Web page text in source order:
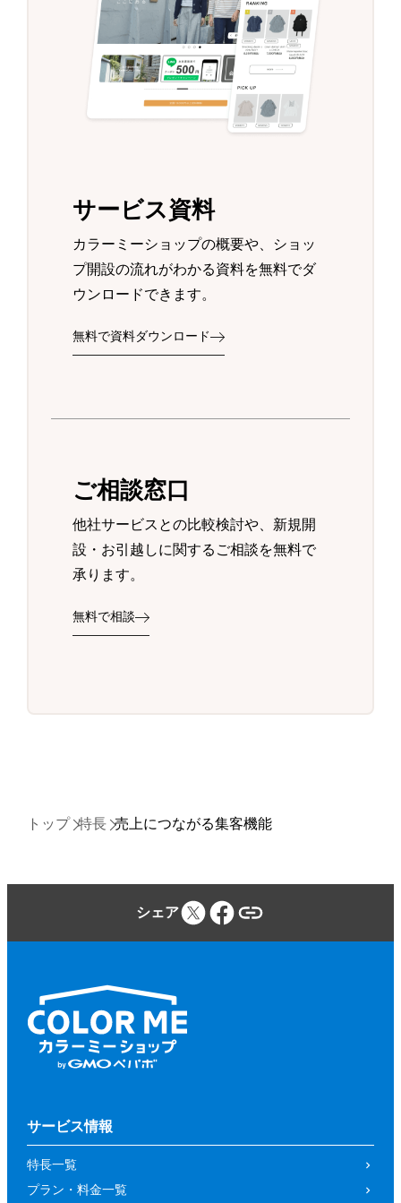
サービス資料
カラーミーショップの概要や、ショッ
プ開設の流れがわかる資料を無料でダ
ウンロードできます。
無料で資料ダウンロード
ご相談窓口
他社サービスとの比較検討や、新規開
設・お引越しに関するご相談を無料で
承ります。
無料で相談
トップ 特長 売上につながる集客機能
シェア
サービス情報
特長一覧
プラン・料金一覧